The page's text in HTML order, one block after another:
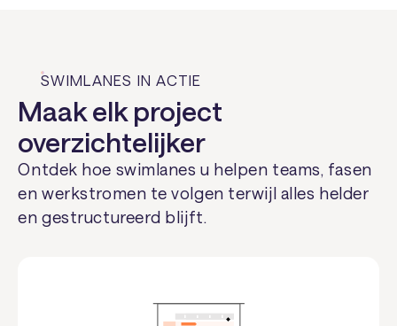
SWIMLANES IN ACTIE
Maak elk project
overzichtelijker
Ontdek hoe swimlanes u helpen teams, fasen
en werkstromen te volgen terwijl alles helder
en gestructureerd blijft.